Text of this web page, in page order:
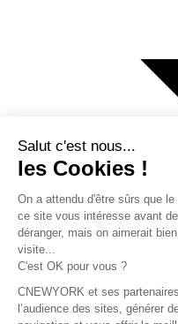
€ Euro
$ Dollar US
$ Dollar Canadien